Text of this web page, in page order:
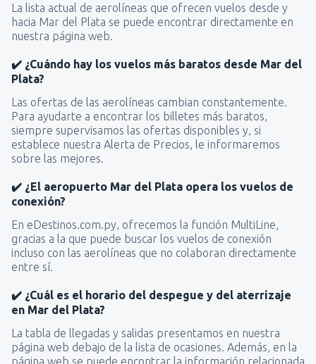
La lista actual de aerolíneas que ofrecen vuelos desde y
hacia Mar del Plata se puede encontrar directamente en
nuestra página web.
✔️ ¿Cuándo hay los vuelos más baratos desde Mar del
Plata?
Las ofertas de las aerolíneas cambian constantemente.
Para ayudarte a encontrar los billetes más baratos,
siempre supervisamos las ofertas disponibles y, si
establece nuestra Alerta de Precios, le informaremos
sobre las mejores.
✔️ ¿El aeropuerto Mar del Plata opera los vuelos de
conexión?
En eDestinos.com.py, ofrecemos la función MultiLine,
gracias a la que puede buscar los vuelos de conexión
incluso con las aerolíneas que no colaboran directamente
entre sí.
✔️ ¿Cuál es el horario del despegue y del aterrizaje
en Mar del Plata?
La tabla de llegadas y salidas presentamos en nuestra
página web debajo de la lista de ocasiones. Además, en la
página web se puede encontrar la información relacionada